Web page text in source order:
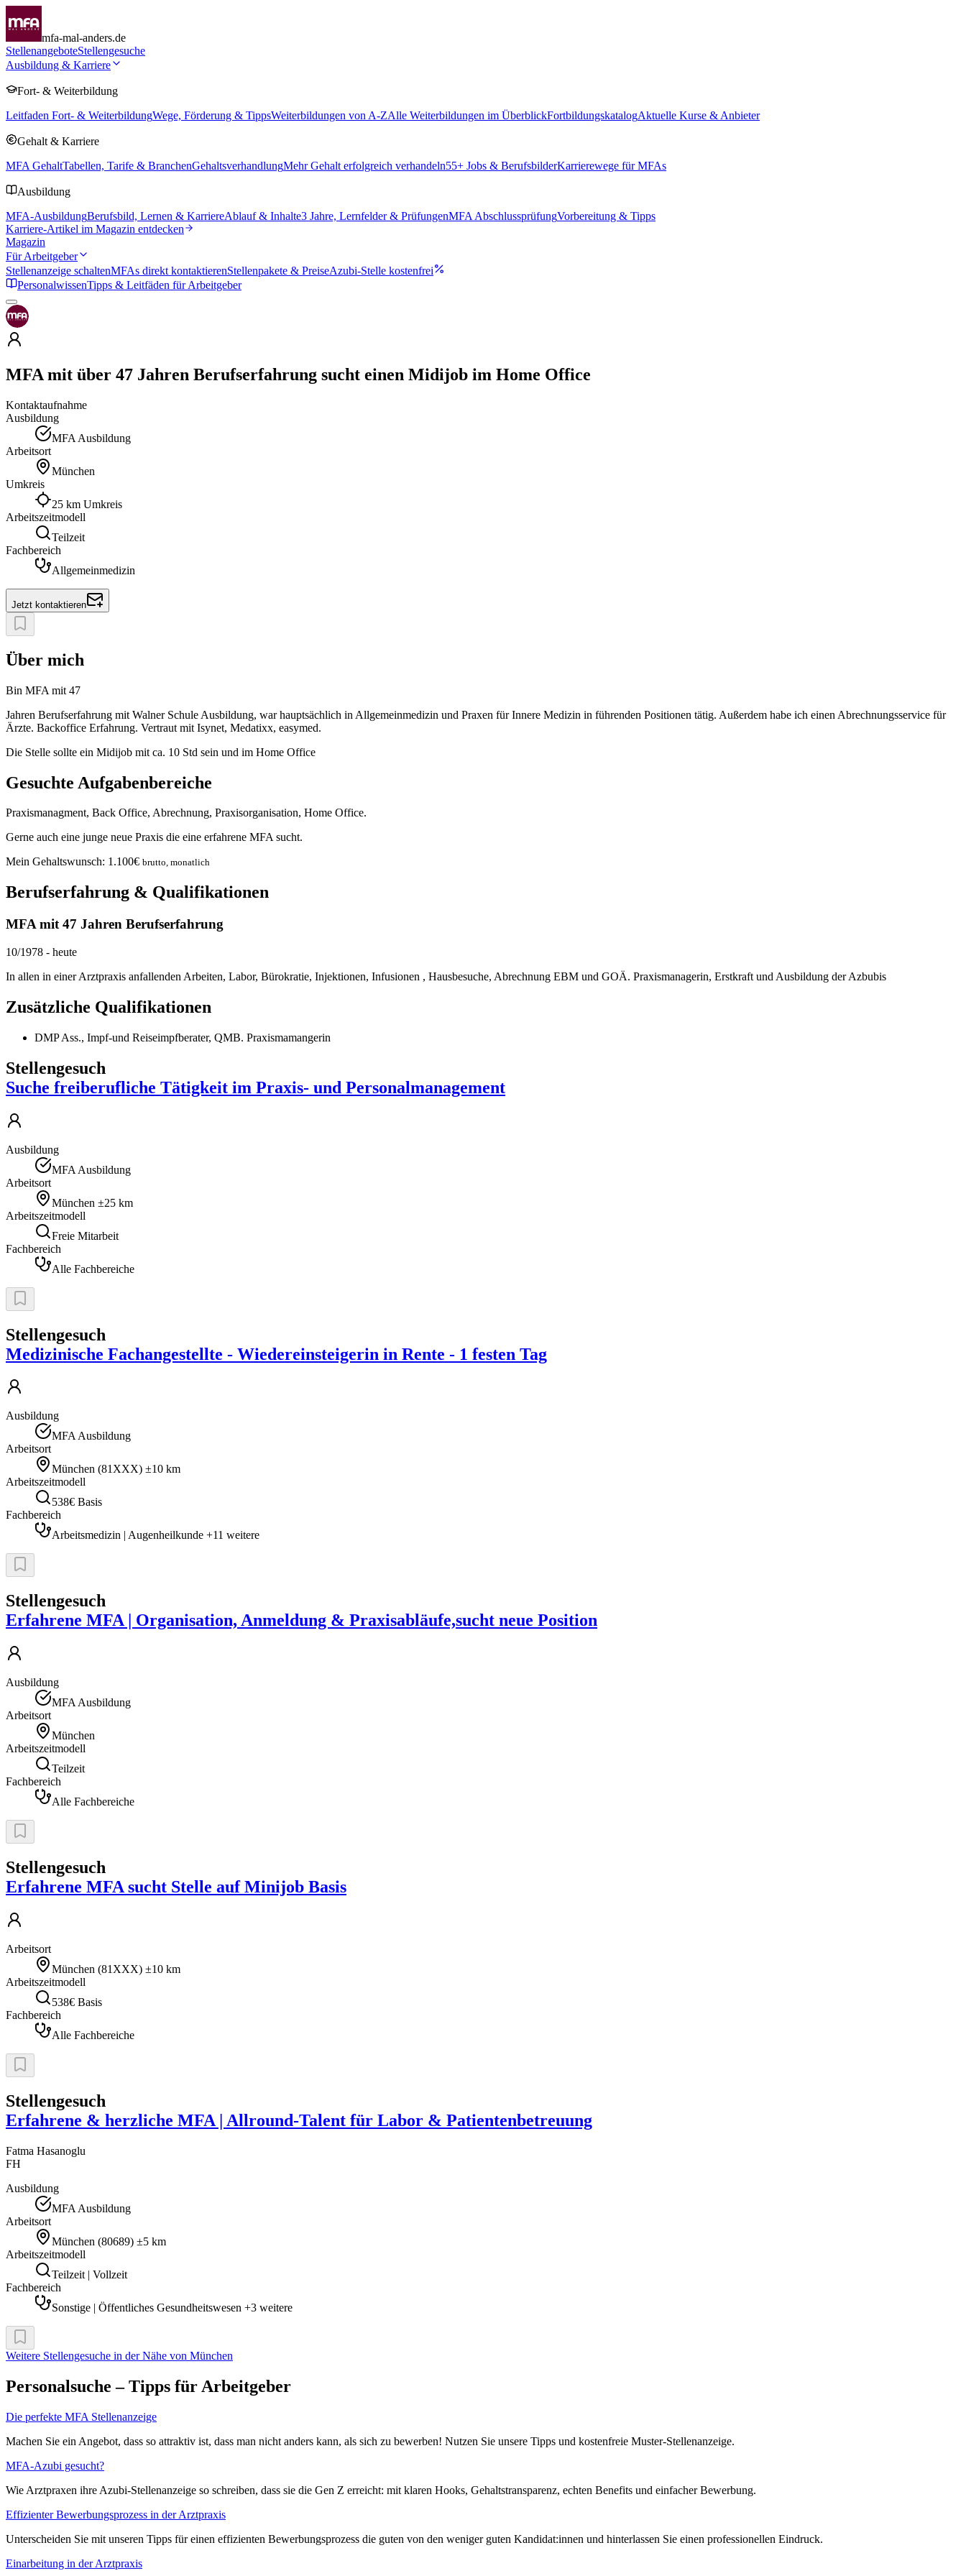
mfa-mal-anders.de
StellenangeboteStellengesuche
Ausbildung & Karriere
Fort- & Weiterbildung
Leitfaden Fort- & WeiterbildungWege, Förderung & TippsWeiterbildungen von A-ZAlle Weiterbildungen im ÜberblickFortbildungskatalogAktuelle Kurse & Anbieter
Gehalt & Karriere
MFA GehaltTabellen, Tarife & BranchenGehaltsverhandlungMehr Gehalt erfolgreich verhandeln55+ Jobs & BerufsbilderKarrierewege für MFAs
Ausbildung
MFA-AusbildungBerufsbild, Lernen & KarriereAblauf & Inhalte3 Jahre, Lernfelder & PrüfungenMFA AbschlussprüfungVorbereitung & Tipps
Karriere-Artikel im Magazin entdecken
Magazin
Für Arbeitgeber
Stellenanzeige schaltenMFAs direkt kontaktierenStellenpakete & PreiseAzubi-Stelle kostenfrei
PersonalwissenTipps & Leitfäden für Arbeitgeber
MFA mit über 47 Jahren Berufserfahrung sucht einen Midijob im Home Office
Kontaktaufnahme
Ausbildung
MFA Ausbildung
Arbeitsort
München
Umkreis
25 km Umkreis
Arbeitszeitmodell
Teilzeit
Fachbereich
Allgemeinmedizin
Jetzt kontaktieren
Über mich
Bin MFA mit 47
Jahren Berufserfahrung mit Walner Schule Ausbildung, war hauptsächlich in Allgemeinmedizin und Praxen für Innere Medizin in führenden Positionen tätig. Außerdem habe ich einen Abrechnungsservice für
Ärzte. Backoffice Erfahrung. Vertraut mit Isynet, Medatixx, easymed.
Die Stelle sollte ein Midijob mit ca. 10 Std sein und im Home Office
Gesuchte Aufgabenbereiche
Praxismanagment, Back Office, Abrechnung, Praxisorganisation, Home Office.
Gerne auch eine junge neue Praxis die eine erfahrene MFA sucht.
Mein Gehaltswunsch: 1.100€ brutto, monatlich
Berufserfahrung & Qualifikationen
MFA mit 47 Jahren Berufserfahrung
10/1978 - heute
In allen in einer Arztpraxis anfallenden Arbeiten, Labor, Bürokratie, Injektionen, Infusionen , Hausbesuche, Abrechnung EBM und GOÄ. Praxismanagerin, Erstkraft und Ausbildung der Azbubis
Zusätzliche Qualifikationen
DMP Ass., Impf-und Reiseimpfberater, QMB. Praxismamangerin
Stellengesuch
Suche freiberufliche Tätigkeit im Praxis- und Personalmanagement
Ausbildung
MFA Ausbildung
Arbeitsort
München ±25 km
Arbeitszeitmodell
Freie Mitarbeit
Fachbereich
Alle Fachbereiche
Stellengesuch
Medizinische Fachangestellte - Wiedereinsteigerin in Rente - 1 festen Tag
Ausbildung
MFA Ausbildung
Arbeitsort
München (81XXX) ±10 km
Arbeitszeitmodell
538€ Basis
Fachbereich
Arbeitsmedizin | Augenheilkunde +11 weitere
Stellengesuch
Erfahrene MFA | Organisation, Anmeldung & Praxisabläufe,sucht neue Position
Ausbildung
MFA Ausbildung
Arbeitsort
München
Arbeitszeitmodell
Teilzeit
Fachbereich
Alle Fachbereiche
Stellengesuch
Erfahrene MFA sucht Stelle auf Minijob Basis
Arbeitsort
München (81XXX) ±10 km
Arbeitszeitmodell
538€ Basis
Fachbereich
Alle Fachbereiche
Stellengesuch
Erfahrene & herzliche MFA | Allround-Talent für Labor & Patientenbetreuung
Fatma Hasanoglu
FH
Ausbildung
MFA Ausbildung
Arbeitsort
München (80689) ±5 km
Arbeitszeitmodell
Teilzeit | Vollzeit
Fachbereich
Sonstige | Öffentliches Gesundheitswesen +3 weitere
Weitere Stellengesuche in der Nähe von München
Personalsuche – Tipps für Arbeitgeber
Die perfekte MFA Stellenanzeige
Machen Sie ein Angebot, dass so attraktiv ist, dass man nicht anders kann, als sich zu bewerben! Nutzen Sie unsere Tipps und kostenfreie Muster-Stellenanzeige.
MFA-Azubi gesucht?
Wie Arztpraxen ihre Azubi-Stellenanzeige so schreiben, dass sie die Gen Z erreicht: mit klaren Hooks, Gehaltstransparenz, echten Benefits und einfacher Bewerbung.
Effizienter Bewerbungsprozess in der Arztpraxis
Unterscheiden Sie mit unseren Tipps für einen effizienten Bewerbungsprozess die guten von den weniger guten Kandidat:innen und hinterlassen Sie einen professionellen Eindruck.
Einarbeitung in der Arztpraxis